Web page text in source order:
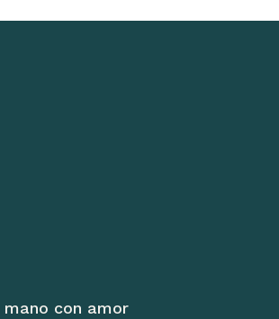
mano con amor